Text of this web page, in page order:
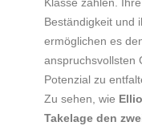
Klasse zählen.
Beständigkeit und
ermöglichen es
anspruchsvollsten
Potenzial zu
Zu sehen, wie
Takelage den